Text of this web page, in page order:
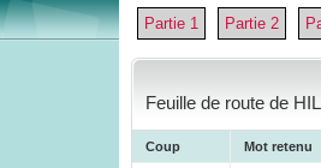
Partie 1 Partie 2
Feuille de route de
Coup Mot retenu